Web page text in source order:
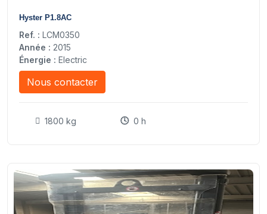
Hyster P1.8AC
Ref. : LCM0350
Année : 2015
Énergie : Electric
Nous contacter
1800 kg 0 h